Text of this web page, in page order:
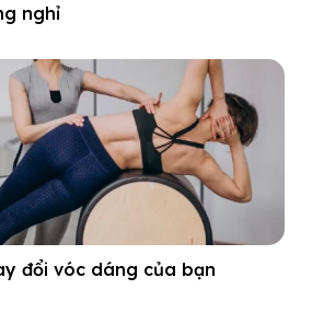
nghỉ
đổi vóc dáng của bạn